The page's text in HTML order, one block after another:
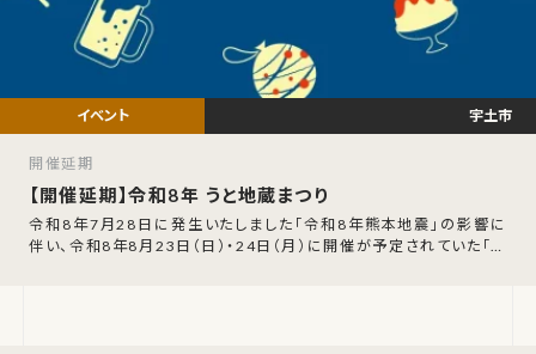
【開催延期】令和8年 うと地蔵まつり
令和8年7月28日に発生いたしました「令和8年熊本地震」の影響に
伴い、令和8年8月23日（日）・24日（月）に開催が予定されていた「令
宇土市
開催延期